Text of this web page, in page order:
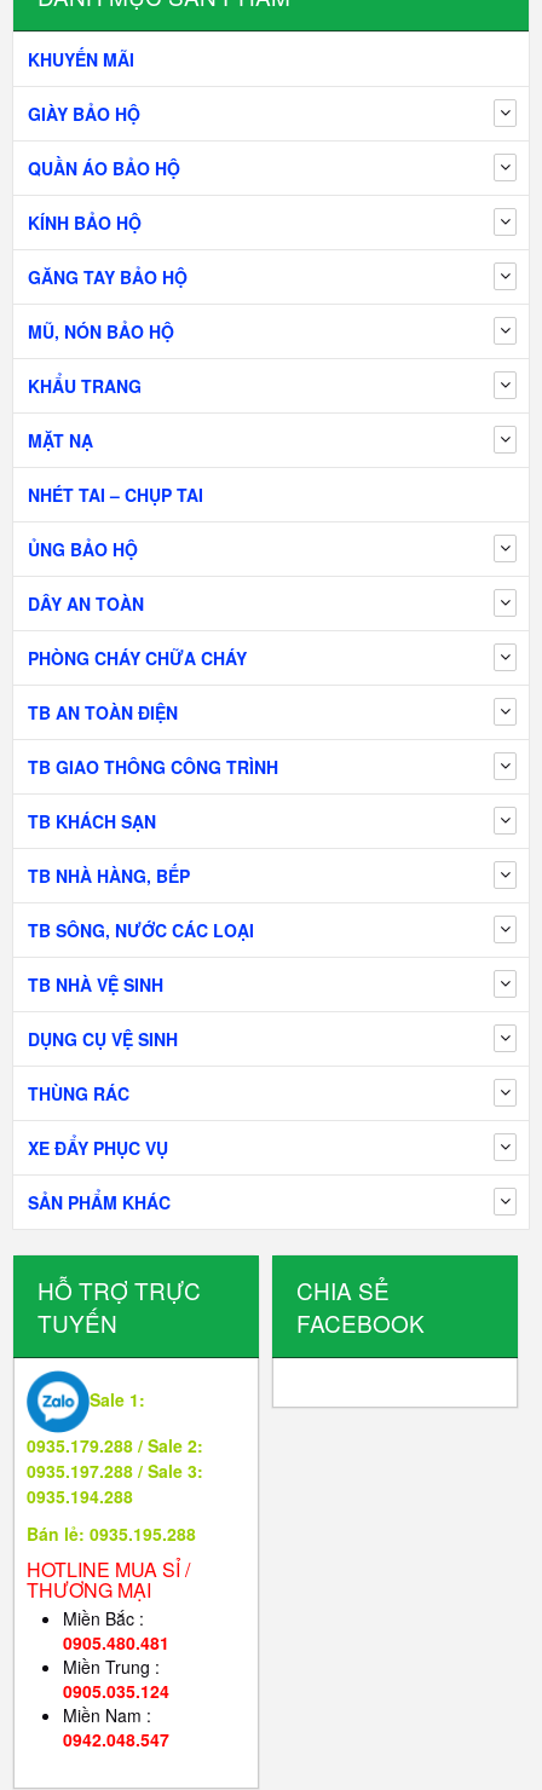
KHUYẾN MÃI
GIÀY BẢO HỘ
QUẦN ÁO BẢO HỘ
KÍNH BẢO HỘ
GĂNG TAY BẢO HỘ
MŨ, NÓN BẢO HỘ
KHẨU TRANG
MẶT NẠ
NHÉT TAI – CHỤP TAI
ỦNG BẢO HỘ
DÂY AN TOÀN
PHÒNG CHÁY CHỮA CHÁY
TB AN TOÀN ĐIỆN
TB GIAO THÔNG CÔNG TRÌNH
TB KHÁCH SẠN
TB NHÀ HÀNG, BẾP
TB SÔNG, NƯỚC CÁC LOẠI
TB NHÀ VỆ SINH
DỤNG CỤ VỆ SINH
THÙNG RÁC
XE ĐẨY PHỤC VỤ
SẢN PHẨM KHÁC
HỖ TRỢ TRỰC
TUYẾN
Sale 1:
0935.179.288 / Sale 2:
0935.197.288 / Sale 3:
0935.194.288
Bán lẻ: 0935.195.288
HOTLINE MUA SỈ /
THƯƠNG MẠI
Miền Bắc :
0905.480.481
Miền Trung :
0905.035.124
Miền Nam :
0942.048.547
CHIA SẺ
FACEBOOK